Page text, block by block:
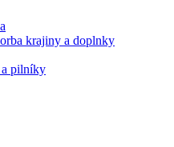
krajiny a doplnky
a pilníky